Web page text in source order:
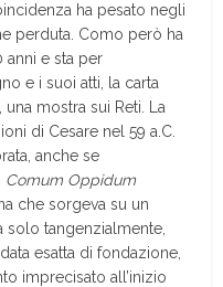
ha pesato negli
perduta. Como però ha
e sta per
e i suoi atti, la carta
mostra sui Reti. La
di Cesare nel 59 a.C.
anche se
Comum Oppidum
che sorgeva su un
solo tangenzialmente,
esatta di fondazione,
imprecisato all’inizio